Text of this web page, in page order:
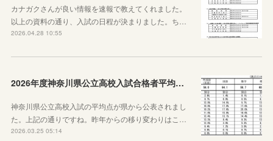
カナガクさんが良い情報を速報で教えてくれました。
以上の資料の通り、入試の日程が決まりました。ち…
2026.04.28 10:55
2026年度神奈川県公立高校入試合格者平均点が公表されました
神奈川県公立高校入試の平均点が県から公表されまし
た。上記の通りですね。昨年からの移り変わりはこ…
2026.03.25 05:14